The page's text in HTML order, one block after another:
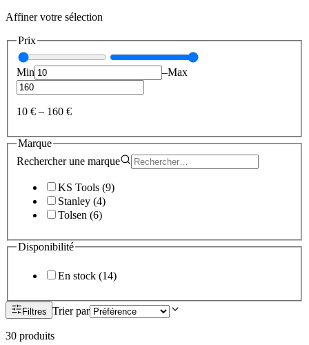
Affiner votre sélection
Prix
Min –Max
10 € – 160 €
Marque
Rechercher une marque
KS Tools (9)
Stanley (4)
Tolsen (6)
Disponibilité
En stock (14)
Filtres Trier par
30 produits